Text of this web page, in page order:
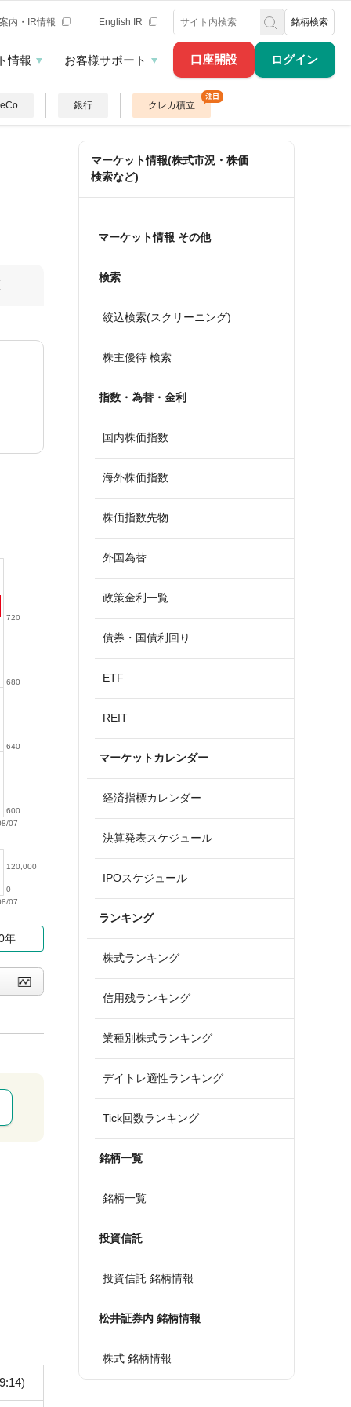
口座開設 ログイン
内・IR情報 English IR 銘柄検索
情報 お客様サポート
銀行 クレカ積立
07
600
640
680
720
07
0
120,000
年
マーケット情報(株式市況・株価
検索など)
マーケット情報 その他
検索
絞込検索(スクリーニング)
株主優待 検索
指数・為替・金利
国内株価指数
海外株価指数
株価指数先物
外国為替
政策金利一覧
債券・国債利回り
ETF
REIT
マーケットカレンダー
経済指標カレンダー
決算発表スケジュール
IPOスケジュール
ランキング
株式ランキング
信用残ランキング
業種別株式ランキング
デイトレ適性ランキング
Tick回数ランキング
銘柄一覧
銘柄一覧
投資信託
投資信託 銘柄情報
松井証券内 銘柄情報
株式 銘柄情報